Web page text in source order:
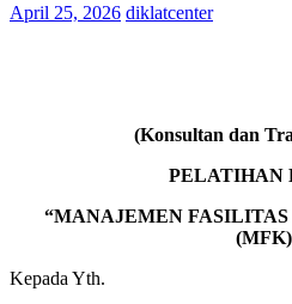
April 25, 2026 diklatcenter
(Konsultan dan
PELATIHAN
“MANAJEMEN
Kepada Yth.